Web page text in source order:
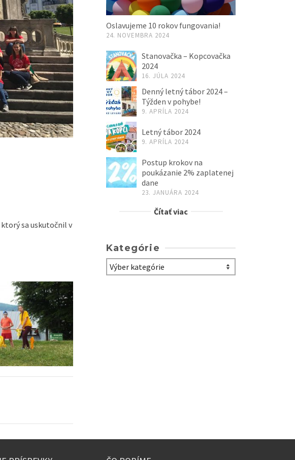
sa uskutočnil v
Oslavujeme 10 rokov fungovania!
24. NOVEMBRA 2024
Stanovačka – Kopcovačka
2024
16. JÚLA 2024
Denný letný tábor 2024 –
Týžden v pohybe!
9. APRÍLA 2024
Letný tábor 2024
9. APRÍLA 2024
Postup krokov na
poukázanie 2% zaplatenej
dane
23. JANUÁRA 2024
Čítať viac
Kategórie
Kategórie